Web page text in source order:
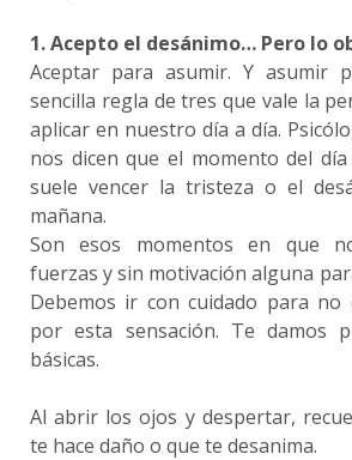
1. Acepto el desánimo… Pero lo
Aceptar para asumir. Y asumir
sencilla regla de tres que vale la
aplicar en nuestro día a día.
nos dicen que el momento del
suele vencer la tristeza o el
mañana.
Son esos momentos en que
fuerzas y sin motivación alguna
Debemos ir con cuidado para no
por esta sensación. Te damos
básicas.
Al abrir los ojos y despertar,
te hace daño o que te desanima.